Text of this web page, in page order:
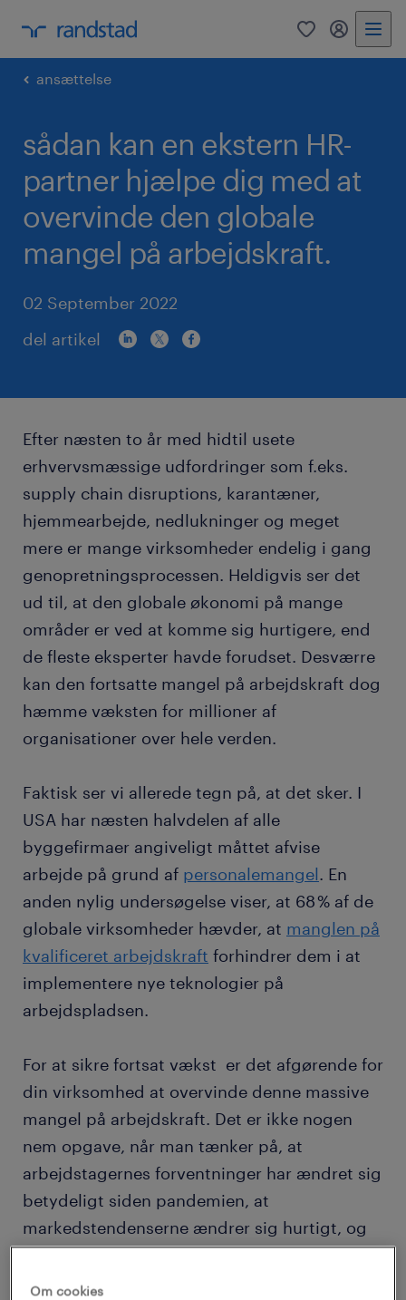
0
ansættelse
sådan kan en ekstern HR-
partner hjælpe dig med at
overvinde den globale
mangel på arbejdskraft.
02 September 2022
del artikel
Efter næsten to år med hidtil usete
erhvervsmæssige udfordringer som f.eks.
supply chain disruptions, karantæner,
hjemmearbejde, nedlukninger og meget
mere er mange virksomheder endelig i gang
genopretningsprocessen. Heldigvis ser det
ud til, at den globale økonomi på mange
områder er ved at komme sig hurtigere, end
de fleste eksperter havde forudset. Desværre
kan den fortsatte mangel på arbejdskraft dog
hæmme væksten for millioner af
organisationer over hele verden.
Faktisk ser vi allerede tegn på, at det sker. I
USA har næsten halvdelen af alle
byggefirmaer angiveligt måttet afvise
arbejde på grund af personalemangel. En
anden nylig undersøgelse viser, at 68 % af de
globale virksomheder hævder, at manglen på
kvalificeret arbejdskraft forhindrer dem i at
implementere nye teknologier på
arbejdspladsen.
For at sikre fortsat vækst er det afgørende for
din virksomhed at overvinde denne massive
mangel på arbejdskraft. Det er ikke nogen
nem opgave, når man tænker på, at
arbejdstagernes forventninger har ændret sig
betydeligt siden pandemien, at
markedstendenserne ændrer sig hurtigt, og
at mange organisationer arbejder hårdt for at
komme sig i et kaotisk marked.
Om cookies